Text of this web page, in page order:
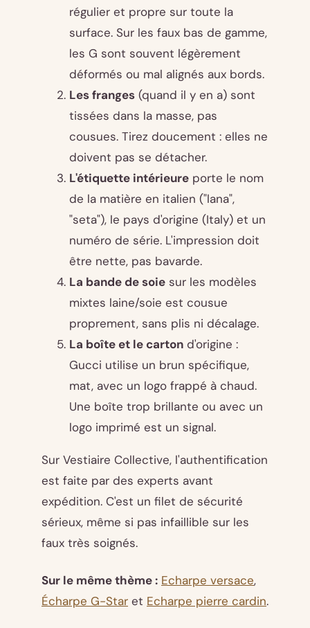
régulier et propre sur toute la
surface. Sur les faux bas de gamme,
les G sont souvent légèrement
déformés ou mal alignés aux bords.
Les franges (quand il y en a) sont
tissées dans la masse, pas
cousues. Tirez doucement : elles ne
doivent pas se détacher.
L'étiquette intérieure porte le nom
de la matière en italien ("lana",
"seta"), le pays d'origine (Italy) et un
numéro de série. L'impression doit
être nette, pas bavarde.
La bande de soie sur les modèles
mixtes laine/soie est cousue
proprement, sans plis ni décalage.
La boîte et le carton d'origine :
Gucci utilise un brun spécifique,
mat, avec un logo frappé à chaud.
Une boîte trop brillante ou avec un
logo imprimé est un signal.
Sur Vestiaire Collective, l'authentification
est faite par des experts avant
expédition. C'est un filet de sécurité
sérieux, même si pas infaillible sur les
faux très soignés.
Sur le même thème : Echarpe versace,
Écharpe G-Star et Echarpe pierre cardin.